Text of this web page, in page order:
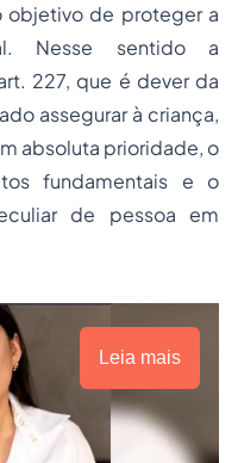
objetivo de proteger a
Nesse sentido a
227, que é dever da
assegurar à criança,
absoluta prioridade, o
fundamentais e o
de pessoa em
Leia mais